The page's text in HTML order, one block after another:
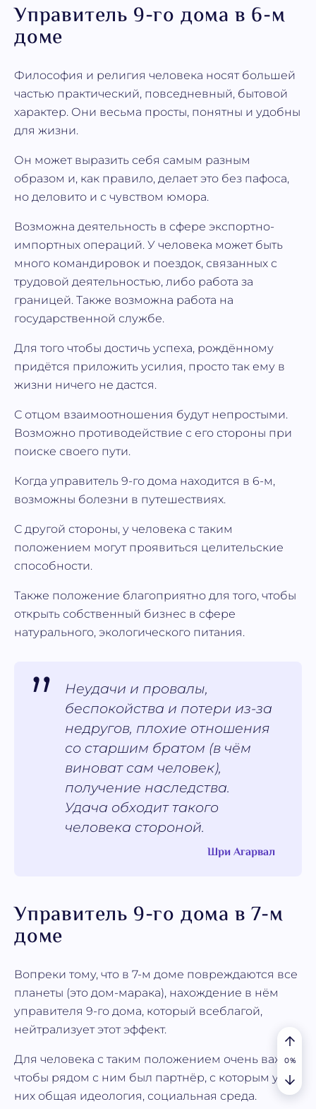
Управитель 9-го дома в 6-м
доме
Философия и религия человека носят большей
частью практический, повседневный, бытовой
характер. Они весьма просты, понятны и удобны
для жизни.
Он может выразить себя самым разным
образом и, как правило, делает это без пафоса,
но деловито и с чувством юмора.
Возможна деятельность в сфере экспортно-
импортных операций. У человека может быть
много командировок и поездок, связанных с
трудовой деятельностью, либо работа за
границей. Также возможна работа на
государственной службе.
Для того чтобы достичь успеха, рождённому
придётся приложить усилия, просто так ему в
жизни ничего не дастся.
С отцом взаимоотношения будут непростыми.
Возможно противодействие с его стороны при
поиске своего пути.
Когда управитель 9-го дома находится в 6-м,
возможны болезни в путешествиях.
С другой стороны, у человека с таким
положением могут проявиться целительские
способности.
Также положение благоприятно для того, чтобы
открыть собственный бизнес в сфере
натурального, экологического питания.
Неудачи и провалы,
беспокойства и потери из-за
недругов, плохие отношения
со старшим братом (в чём
виноват сам человек),
получение наследства.
Удача обходит такого
человека стороной.
Шри Агарвал
Управитель 9-го дома в 7-м
доме
Вопреки тому, что в 7-м доме повреждаются все
планеты (это дом-марака), нахождение в нём
управителя 9-го дома, который всеблагой,
нейтрализует этот эффект.
Для человека с таким положением очень важно,
чтобы рядом с ним был партнёр, с которым у
них общая идеология, социальная среда.